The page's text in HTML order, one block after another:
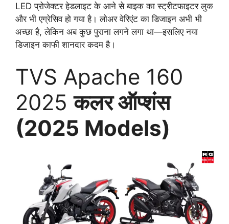
LED प्रोजेक्टर हेडलाइट के आने से बाइक का स्ट्रीटफाइटर लुक
और भी एग्रेसिव हो गया है। लोअर वेरिएंट का डिजाइन अभी भी
अच्छा है, लेकिन अब कुछ पुराना लगने लगा था—इसलिए नया
डिजाइन काफी शानदार कदम है।
TVS Apache 160
2025कलर ऑप्शंस
(2025 Models)